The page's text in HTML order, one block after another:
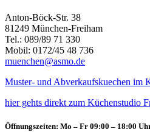
Anton-Böck-Str. 38
81249 München-Freiham
Tel.: 089/89 71 330
Mobil: 0172/45 48 736
muenchen@asmo.de
Muster- und Abverkaufskuechen im
hier gehts direkt zum Küchenstudio
Öffnungszeiten: Mo – Fr 09:00 – 18:00